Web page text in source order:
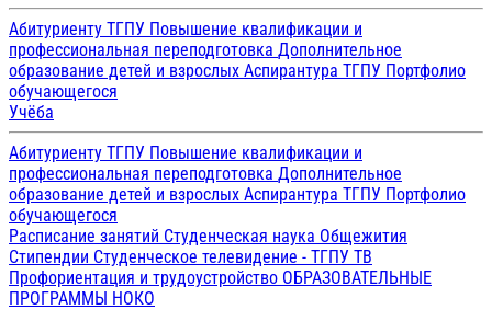
Абитуриенту ТГПУ Повышение квалификации и
профессиональная переподготовка Дополнительное
образование детей и взрослых Аспирантура ТГПУ Портфолио
обучающегося
Учёба
Абитуриенту ТГПУ Повышение квалификации и
профессиональная переподготовка Дополнительное
образование детей и взрослых Аспирантура ТГПУ Портфолио
обучающегося
Расписание занятий Студенческая наука Общежития
Стипендии Студенческое телевидение - ТГПУ ТВ
Профориентация и трудоустройство ОБРАЗОВАТЕЛЬНЫЕ
ПРОГРАММЫ НОКО